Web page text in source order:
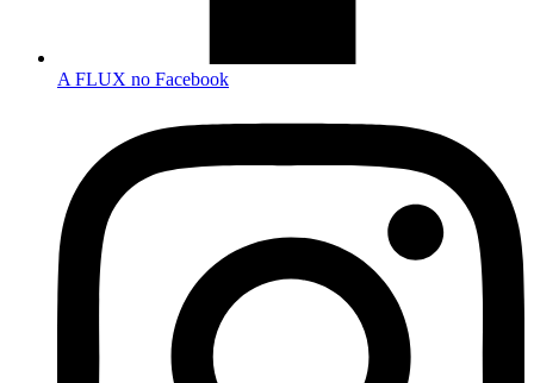
A FLUX no Facebook